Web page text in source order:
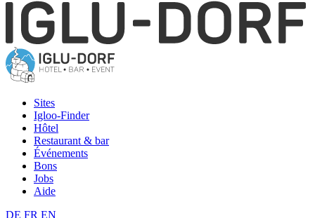
Sites
Igloo-Finder
Hôtel
Restaurant & bar
Événements
Bons
Jobs
Aide
DE FR EN